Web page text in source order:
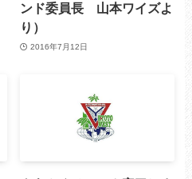
ンド委員長 山本ワイズよ
り）
2016年7月12日